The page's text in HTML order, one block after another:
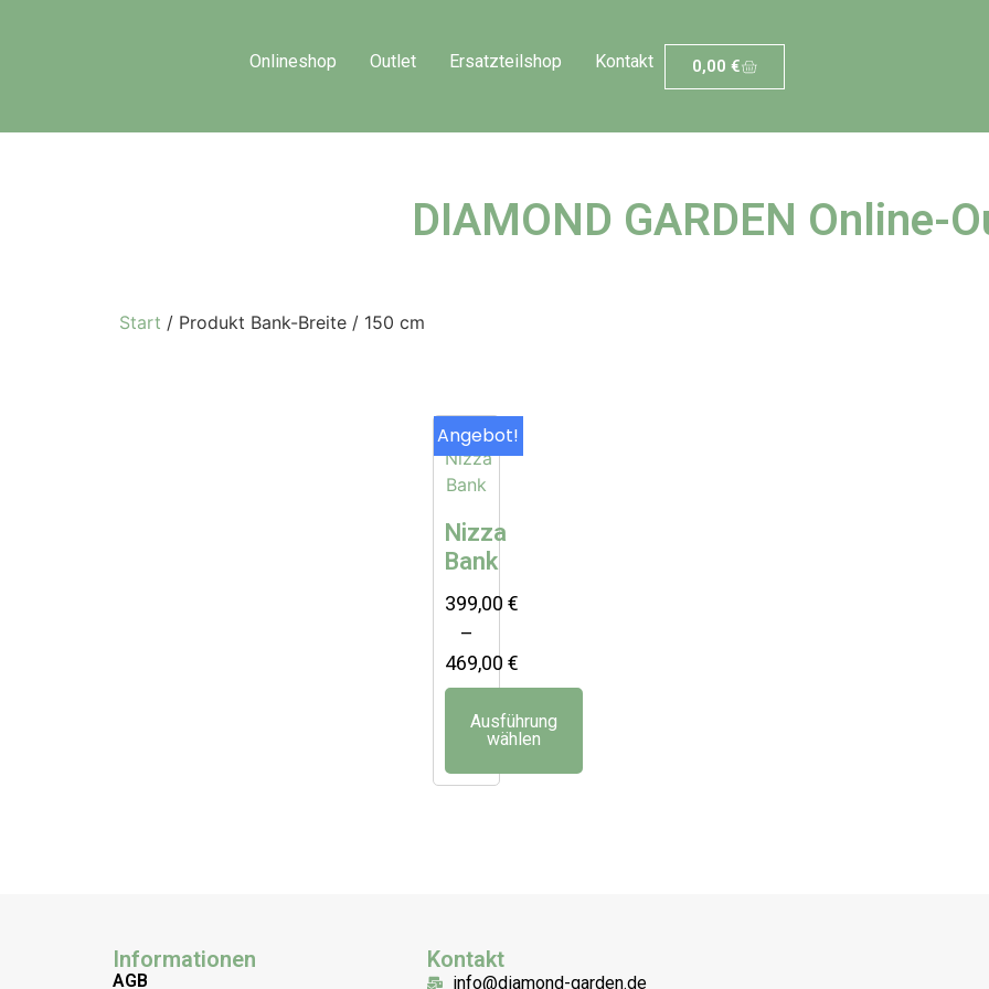
Onlineshop Outlet Ersatzteilshop Kontakt 0,00 €
DIAMOND GARDEN Online-
Start / Produkt Bank-Breite / 150 cm
Angebot!
Nizza
Bank
399,00€
–
469,00€
Ausführung
wählen
Informationen
AGB
Kontakt
info@diamond-garden.de